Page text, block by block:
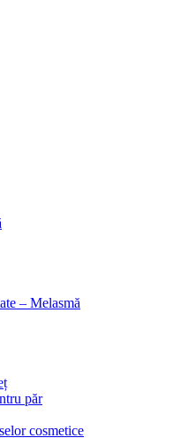
– Melasmă
păr
cosmetice